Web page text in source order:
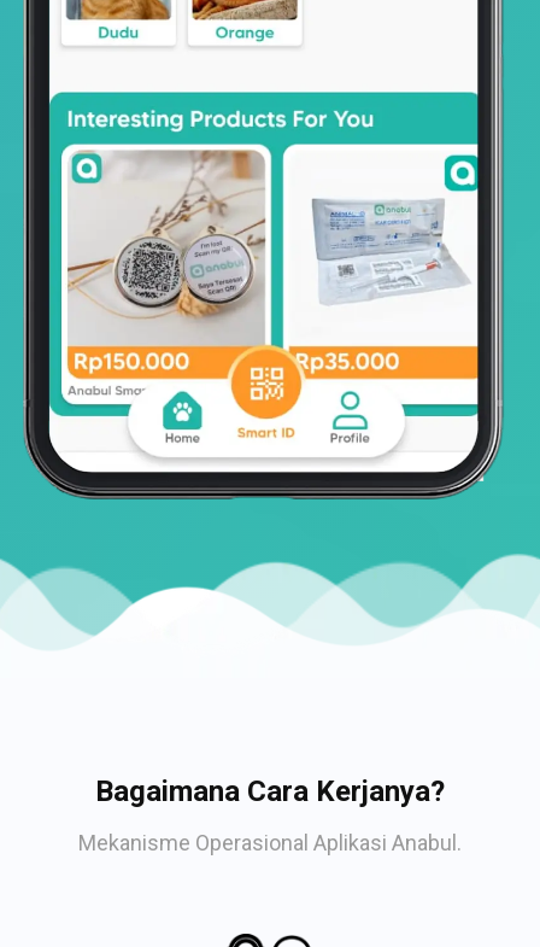
Bagaimana Cara Kerjanya?
Mekanisme Operasional Aplikasi Anabul.